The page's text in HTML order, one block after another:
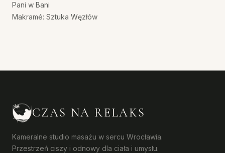
Pani w Bani
Makramé: Sztuka Węzłów
CZAS NA RELAKS
Kameralne studio masażu w sercu Wrocławia.
Przestrzeń ciszy i odnowy dla ciała i umysłu.